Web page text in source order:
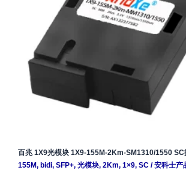
百兆 1X9光模块 1X9-155M-2Km-SM1310/1550
155M, bidi, SFP+, 光模块, 2Km, 1×9, SC/安科士产